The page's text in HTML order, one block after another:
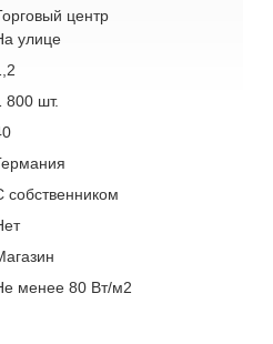
центр
улице
800 шт.
собственником
менее 80 Вт/м2